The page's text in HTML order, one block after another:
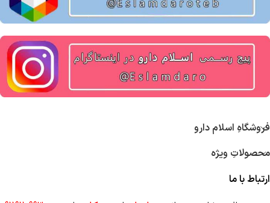
فروشگاهِ اسلام دارو
محصولاتِ ویژه
ارتباط با ما